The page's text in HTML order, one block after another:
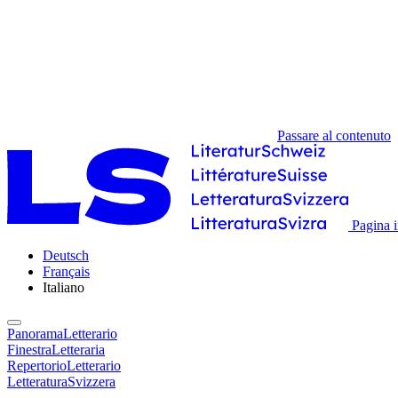
Passare al contenuto
Pagina
Deutsch
Français
Italiano
PanoramaLetterario
FinestraLetteraria
RepertorioLetterario
LetteraturaSvizzera